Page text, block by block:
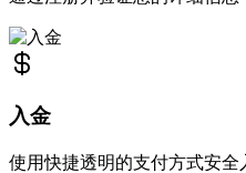
入金
使用快捷透明的支付方式安全